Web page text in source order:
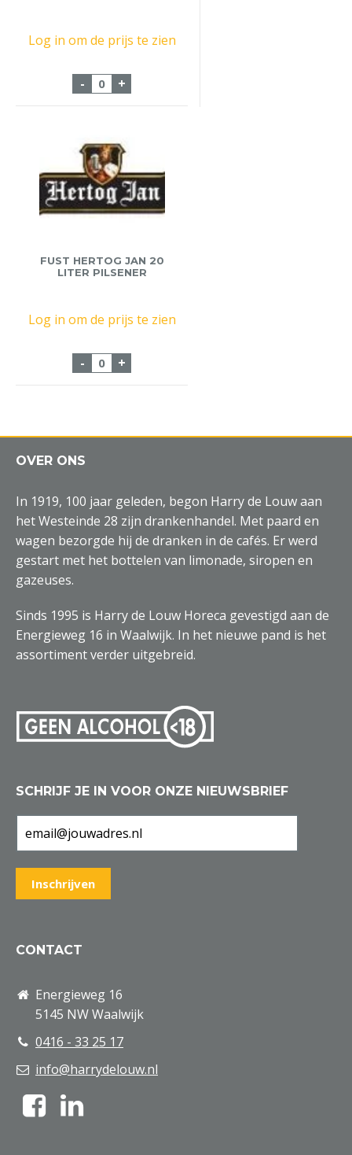
Log in om de prijs te zien
- Tank Kelder Bier Hertog Jan Per Liter
+
FUST HERTOG JAN 20
LITER PILSENER
Log in om de prijs te zien
- Fust Hertog Jan 20 liter Pilsener aantal
+
OVER ONS
In 1919, 100 jaar geleden, begon Harry de Louw aan
het Westeinde 28 zijn drankenhandel. Met paard en
wagen bezorgde hij de dranken in de cafés. Er werd
gestart met het bottelen van limonade, siropen en
gazeuses.
Sinds 1995 is Harry de Louw Horeca gevestigd aan de
Energieweg 16 in Waalwijk. In het nieuwe pand is het
assortiment verder uitgebreid.
SCHRIJF JE IN VOOR ONZE NIEUWSBRIEF
CONTACT
Energieweg 16
5145 NW Waalwijk
0416 - 33 25 17
info@harrydelouw.nl